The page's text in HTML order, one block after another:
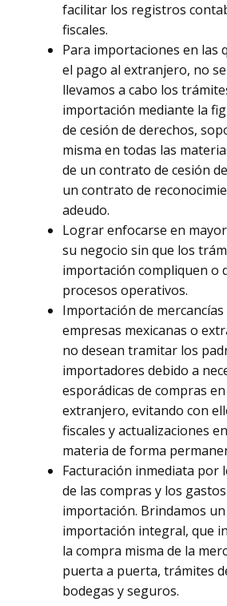
facilitar los registros
fiscales.
Para importaciones en las
el pago al extranjero, no
llevamos a cabo los
importación mediante la
de cesión de derechos,
misma en todas las
de un contrato de cesión
un contrato de
adeudo.
Lograr enfocarse en
su negocio sin que los
importación compliquen o
procesos operativos.
Importación de
empresas mexicanas o
no desean tramitar los
importadores debido a
esporádicas de compras
extranjero, evitando con
fiscales y actualizaciones
materia de forma
Facturación inmediata por
de las compras y los
importación. Brindamos
importación integral, que
la compra misma de la
puerta a puerta, trámites
bodegas y seguros.